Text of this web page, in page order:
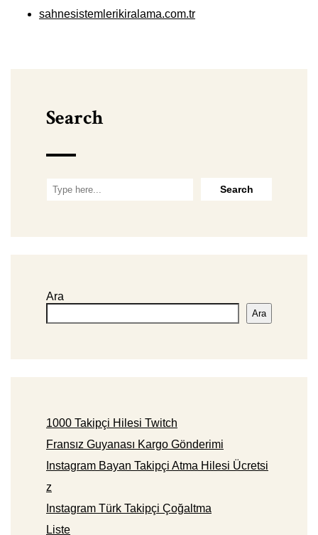
sahnesistemlerikiralama.com.tr
Search
Ara
Ara
1000 Takipçi Hilesi Twitch
Fransız Guyanası Kargo Gönderimi
Instagram Bayan Takipçi Atma Hilesi Ücretsi
z
Instagram Türk Takipçi Çoğaltma
Liste